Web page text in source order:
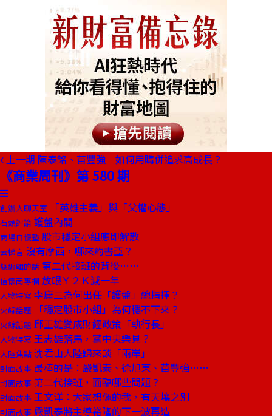
上一期 陳泰銘、苗豐強 如何用購併追求高成長？
《商業周刊》第 580 期
創辦人聊天室 「英雄主義」與「父權心態」
石頭評論 護盤內閣
商場自慢塾 股市穩定小組應即解散
去梯言 沒有摩西，哪來約書亞？
總編輯的話 第二代接班的背後……
信懷南專欄 放眼Ｙ２Ｋ減一年
人物特寫 李庸三為何出任「護盤」總指揮？
火線話題 「穩定股市小組」為何穩不下來？
火線話題 邱正雄變成財經政策「執行長」
人物特寫 王志雄落馬，黨中央樂見？
大陸焦點 沈君山大陸歸來談「兩岸」
封面故事 最棒的是：嚴凱泰、徐旭東、苗豐強……
封面故事 第二代接班，面臨哪些問題？
封面故事 王文洋：大家想像的我，有天壤之別
封面故事 嚴凱泰將主導裕隆的下一波再造